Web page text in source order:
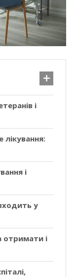
і
лікування:
і
у
отримати і